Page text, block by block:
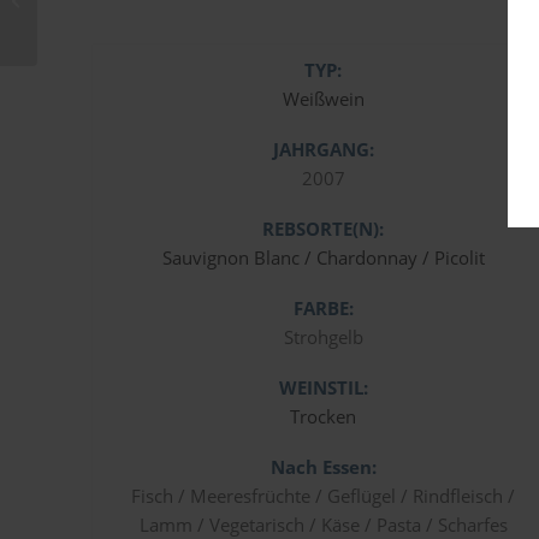
TYP:
Weißwein
JAHRGANG:
2007
REBSORTE(N):
Sauvignon Blanc / Chardonnay / Picolit
FARBE:
Strohgelb
WEINSTIL:
Trocken
Nach Essen:
Fisch / Meeresfrüchte / Geflügel / Rindfleisch /
Lamm / Vegetarisch / Käse / Pasta / Scharfes